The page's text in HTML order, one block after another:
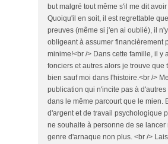
but malgré tout même s'il me dit
Quoiqu'il en soit, il est regrettable
preuves (même si j'en ai oublié), il
obligeant à assumer financièrement
minime!<br /> Dans cette famille, il y
fonciers et autres alors je trouve que
bien sauf moi dans l'histoire.<br />
publication qui n'incite pas à
dans le même parcourt que le mien.
d'argent et de travail psychologique
ne souhaite à personne de se lancer
genre d'arnaque non plus. <br />